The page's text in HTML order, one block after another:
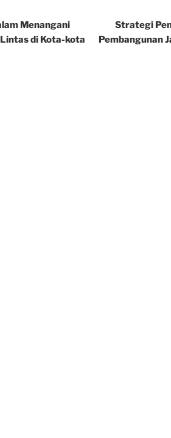
Menangani
di Kota-kota
Strategi
Pembangunan